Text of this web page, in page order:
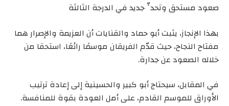
صعود مستحق وتحدٍّ جديد في الدرجة الثالثة
بهذا الإنجاز، يثبت أبو حماد والقنايات أن العزيمة والإصرار هما
مفتاح النجاح، حيث قدّم الفريقان موسمًا رائعًا، استحقا من
خلاله الصعود عن جدارة.
في المقابل، سيحتاج أبو كبير والحسينية إلى إعادة ترتيب
الأوراق للموسم القادم، على أمل العودة بقوة للمنافسة.